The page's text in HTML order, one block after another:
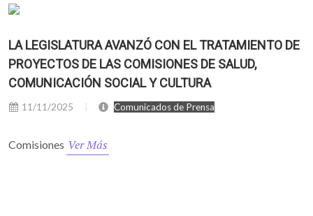
LA LEGISLATURA AVANZÓ CON EL TRATAMIENTO DE
PROYECTOS DE LAS COMISIONES DE SALUD,
COMUNICACIÓN SOCIAL Y CULTURA
11/11/2025 Comunicados de Prensa
Comisiones Ver Más